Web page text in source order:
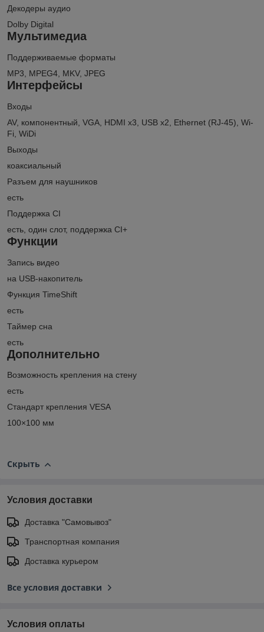
Декодеры аудио
Dolby Digital
Мультимедиа
Поддерживаемые форматы
MP3, MPEG4, MKV, JPEG
Интерфейсы
Входы
AV, компонентный, VGA, HDMI x3, USB x2, Ethernet (RJ-45), Wi-
Fi, WiDi
Выходы
коаксиальный
Разъем для наушников
есть
Поддержка CI
есть, один слот, поддержка CI+
Функции
Запись видео
на USB-накопитель
Функция TimeShift
есть
Таймер сна
есть
Дополнительно
Возможность крепления на стену
есть
Стандарт крепления VESA
100×100 мм
Скрыть
Условия доставки
Доставка "Самовывоз"
Транспортная компания
Доставка курьером
Все условия доставки
Условия оплаты